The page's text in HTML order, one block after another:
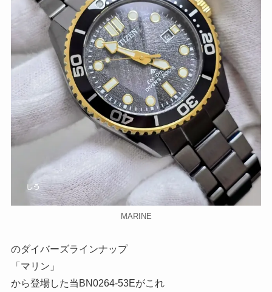
MARINE
のダイバーズラインナップ
「マリン」
から登場した当BN0264-53Eがこれ